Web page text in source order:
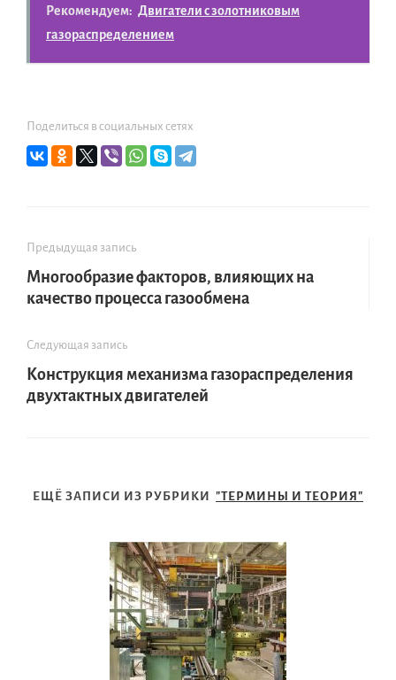
Рекомендуем: Двигатели с золотниковым
газораспределением
Поделиться в социальных сетях
Предыдущая запись
Многообразие факторов, влияющих на
качество процесса газообмена
Следующая запись
Конструкция механизма газораспределения
двухтактных двигателей
ЕЩЁ ЗАПИСИ ИЗ РУБРИКИ "ТЕРМИНЫ И ТЕОРИЯ"